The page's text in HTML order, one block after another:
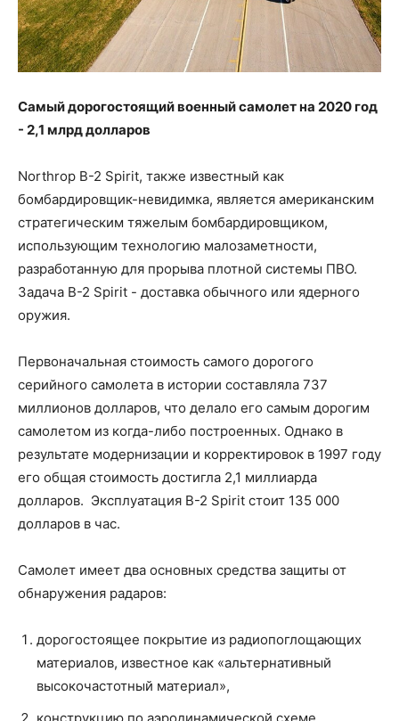
Самый дорогостоящий военный самолет на 2020 год
- 2,1 млрд долларов
Northrop B-2 Spirit, также известный как
бомбардировщик-невидимка, является американским
стратегическим тяжелым бомбардировщиком,
использующим технологию малозаметности,
разработанную для прорыва плотной системы ПВО.
Задача B-2 Spirit - доставка обычного или ядерного
оружия.
Первоначальная стоимость самого дорогого
серийного самолета в истории составляла 737
миллионов долларов, что делало его самым дорогим
самолетом из когда-либо построенных. Однако в
результате модернизации и корректировок в 1997 году
его общая стоимость достигла 2,1 миллиарда
долларов. Эксплуатация B-2 Spirit стоит 135 000
долларов в час.
Самолет имеет два основных средства защиты от
обнаружения радаров:
дорогостоящее покрытие из радиопоглощающих
материалов, известное как «альтернативный
высокочастотный материал»,